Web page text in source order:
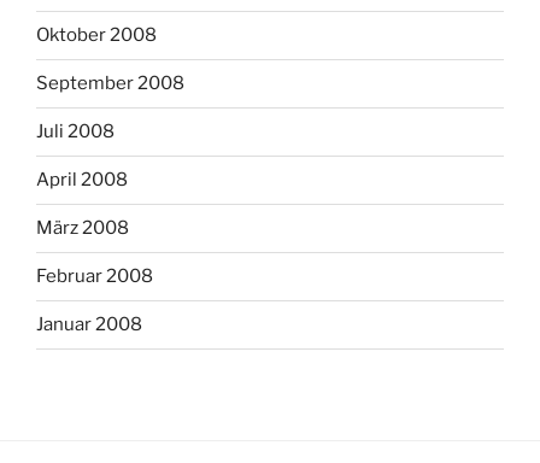
Oktober 2008
September 2008
Juli 2008
April 2008
März 2008
Februar 2008
Januar 2008